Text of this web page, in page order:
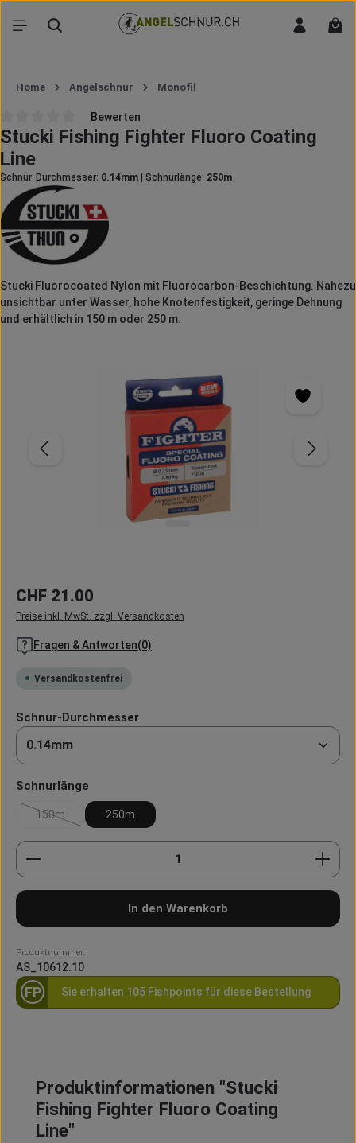
Zum Hauptinhalt springen
Home Angelschnur Monofil
Durchschnittliche Bewertung von 0 von 5 Sternen
Bewerten
Stucki Fishing Fighter Fluoro Coating
Line
Schnur-Durchmesser: 0.14mm | Schnurlänge: 250m
Stucki Fluorocoated Nylon mit Fluorocarbon-Beschichtung. Nahezu
unsichtbar unter Wasser, hohe Knotenfestigkeit, geringe Dehnung
und erhältlich in 150 m oder 250 m.
Regulärer Preis:
CHF 21.00
Preise inkl. MwSt. zzgl. Versandkosten
Fragen & Antworten(0)
Versandkostenfrei
Schnur-Durchmesserauswählen
Schnurlänge
150m
(Diese Option ist zurzeit nicht verfügbar.)
250m
Produkt Anzahl: Gib den gewünschten Wert ein
In den Warenkorb
Produktnummer:
AS_10612.10
FP Sie erhalten 105 Fishpoints für diese Bestellung
Produktinformationen "Stucki
Fishing Fighter Fluoro Coating
Line"